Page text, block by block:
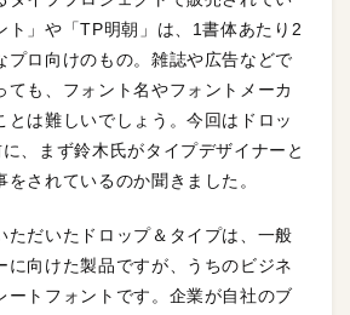
ト」や「TP明朝」は、1書体あたり2
プロ向けのもの。雑誌や広告などで
ても、フォント名やフォントメーカ
とは難しいでしょう。今回はドロッ
、まず鈴木氏がタイプデザイナーと
をされているのか聞きました。
ただいたドロップ＆タイプは、一般
に向けた製品ですが、うちのビジネ
ートフォントです。企業が自社のブ